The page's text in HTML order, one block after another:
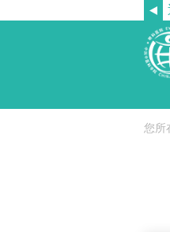
您所